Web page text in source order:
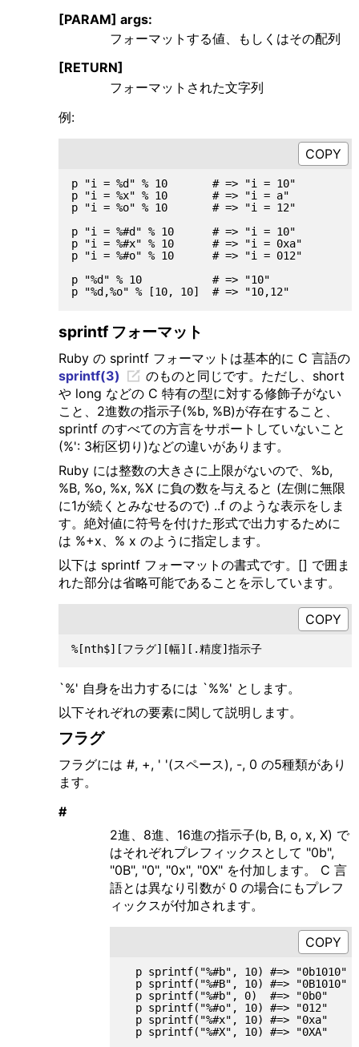
[PARAM] args:
フォーマットする値、もしくはその配列
[RETURN]
フォーマットされた文字列
例:
p "i = %d" % 10       # => "i = 10"
p "i = %x" % 10       # => "i = a"
p "i = %o" % 10       # => "i = 12"
p "i = %#d" % 10      # => "i = 10"
p "i = %#x" % 10      # => "i = 0xa"
p "i = %#o" % 10      # => "i = 012"
p "%d" % 10           # => "10"
sprintf フォーマット
Ruby の sprintf フォーマットは基本的に C 言語の
sprintf(3)
のものと同じです。ただし、short
や long などの C 特有の型に対する修飾子がない
こと、2進数の指示子(%b, %B)が存在すること、
sprintf のすべての方言をサポートしていないこと
(%': 3桁区切り)などの違いがあります。
Ruby には整数の大きさに上限がないので、%b,
%B, %o, %x, %X に負の数を与えると (左側に無限
に1が続くとみなせるので) ..f のような表示をしま
す。絶対値に符号を付けた形式で出力するために
は %+x、% x のように指定します。
以下は sprintf フォーマットの書式です。[] で囲ま
れた部分は省略可能であることを示しています。
%[nth$][フラグ][幅][.精度]指示子
`%' 自身を出力するには `%%' とします。
以下それぞれの要素に関して説明します。
フラグ
フラグには #, +, ' '(スペース), -, 0 の5種類があり
ます。
#
2進、8進、16進の指示子(b, B, o, x, X) で
はそれぞれプレフィックスとして "0b",
"0B", "0", "0x", "0X" を付加します。 C 言
語とは異なり引数が 0 の場合にもプレフ
ィックスが付加されます。
  p sprintf("%#b", 10) #=> "0b1010"
  p sprintf("%#B", 10) #=> "0B1010"
  p sprintf("%#b", 0)  #=> "0b0"
  p sprintf("%#o", 10) #=> "012"
  p sprintf("%#x", 10) #=> "0xa"